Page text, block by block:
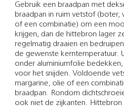
Gebruik een braadpan met
braadpan in ruim vetstof (boter,
of een combinatie) om een
krijgen, dan de hittebron lager
regelmatig draaien en
de gewenste kerntemperatuur.
onder aluminiumfolie
voor het snijden. Voldoende
margarine, olie of een
braadpan. Rondom
ook niet de zijkanten. Hittebron